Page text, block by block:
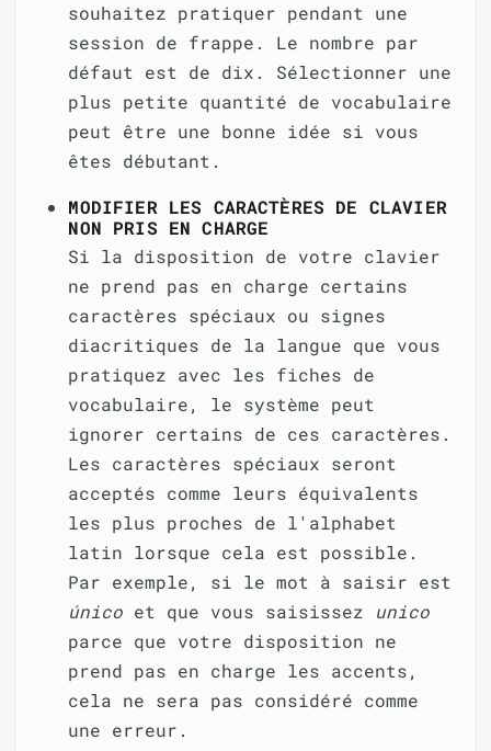
souhaitez pratiquer pendant une
session de frappe. Le nombre par
défaut est de dix. Sélectionner une
plus petite quantité de vocabulaire
peut être une bonne idée si vous
êtes débutant.
MODIFIER LES CARACTÈRES DE CLAVIER
NON PRIS EN CHARGE
Si la disposition de votre clavier
ne prend pas en charge certains
caractères spéciaux ou signes
diacritiques de la langue que vous
pratiquez avec les fiches de
vocabulaire, le système peut
ignorer certains de ces caractères.
Les caractères spéciaux seront
acceptés comme leurs équivalents
les plus proches de l'alphabet
latin lorsque cela est possible.
Par exemple, si le mot à saisir est
único et que vous saisissez unico
parce que votre disposition ne
prend pas en charge les accents,
cela ne sera pas considéré comme
une erreur.